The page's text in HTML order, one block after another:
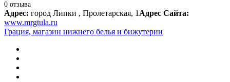
0 отзыва
Адрес: город Липки , Пролетарская, 1Адрес Сайта:
www.mrgtula.ru
Грация, магазин нижнего белья и бижутерии